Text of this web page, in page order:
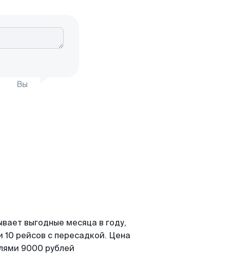
Вы
выгодные месяца в году,
рейсов с пересадкой. Цена
9000 рублей